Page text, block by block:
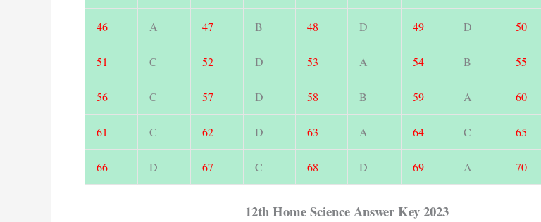
46 A 47 B 48 D 49 D 50
51 C 52 D 53 A 54 B 55
56 C 57 D 58 B 59 A 60
61 C 62 D 63 A 64 C 65
66 D 67 C 68 D 69 A 70
12th Home Science Answer Key 2023